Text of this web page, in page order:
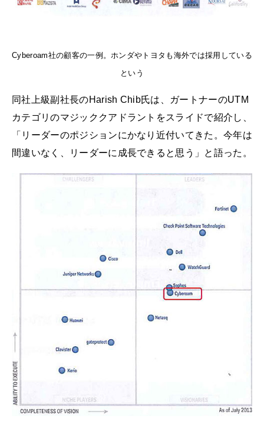
Cyberoam社の顧客の一例。ホンダやトヨタも海外では採用している
という
同社上級副社長のHarish Chib氏は、ガートナーのUTM
カテゴリのマジッククアドラントをスライドで紹介し、
「リーダーのポジションにかなり近付いてきた。今年は
間違いなく、リーダーに成長できると思う」と語った。